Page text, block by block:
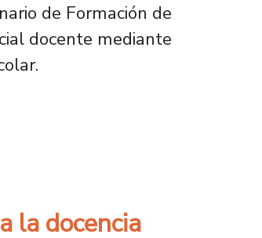
de Formación de
docente mediante
y diálogo con escuelas
la docencia